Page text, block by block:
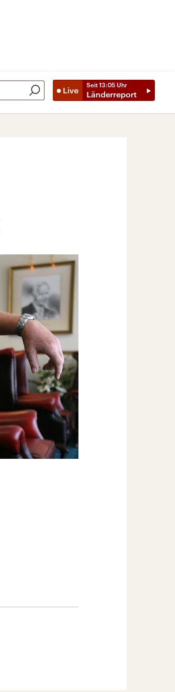
Live
Seit 13:05 Uhr
Länderreport